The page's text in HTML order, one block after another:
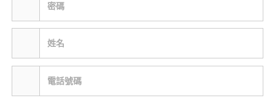
密碼
姓名
電話號碼